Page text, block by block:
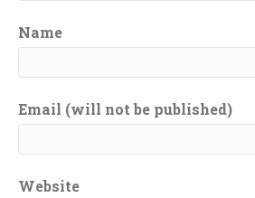
Name
Email (will not be published)
Website